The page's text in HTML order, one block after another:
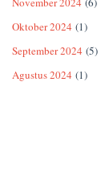
Oktober 2024 (1)
September 2024 (5)
Agustus 2024 (1)